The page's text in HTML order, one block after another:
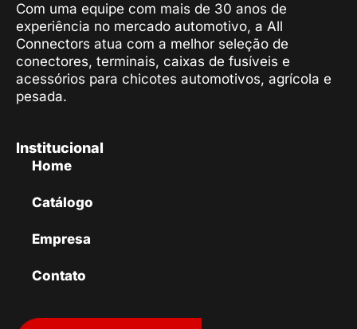
Com uma equipe com mais de 30 anos de
experiência no mercado automotivo, a All
Connectors atua com a melhor seleção de
conectores, terminais, caixas de fusíveis e
acessórios para chicotes automotivos, agrícola e
pesada.
Institucional
Home
Catálogo
Empresa
Contato